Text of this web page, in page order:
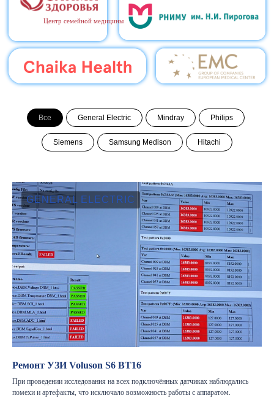
Все General Electric Mindray Philips
Siemens Samsung Medison Hitachi
GENERAL ELECTRIC
Ремонт УЗИ Voluson S6 BT16
При проведении исследования на всех подключённых датчиках наблюдались
помехи и артефакты, что исключало возможность работы с аппаратом.